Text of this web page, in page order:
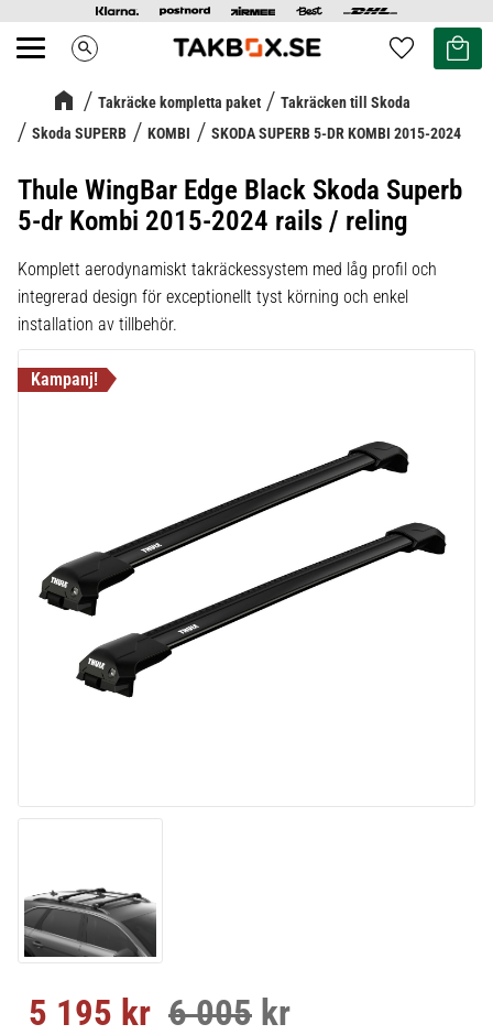
Meny search Favoriter
Kundvagn
Takräcke kompletta paket
Takräcken till Skoda
Skoda SUPERB
KOMBI SKODA SUPERB 5-DR KOMBI 2015-2024
Thule WingBar Edge Black Skoda Superb
5-dr Kombi 2015-2024 rails / reling
Komplett aerodynamiskt takräckessystem med låg profil och
integrerad design för exceptionellt tyst körning och enkel
installation av tillbehör.
Nedsatt pris:
5 195 kr Ordinarie pris:
6 005 kr